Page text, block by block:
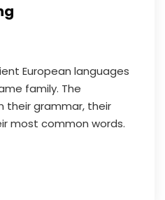
European languages
family. The
their grammar, their
most common words.